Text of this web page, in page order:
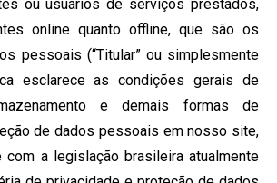
ou usuários de serviços prestados,
online quanto offline, que são os
pessoais (“Titular” ou simplesmente
esclarece as condições gerais de
e demais formas de
de dados pessoais em nosso site,
com a legislação brasileira atualmente